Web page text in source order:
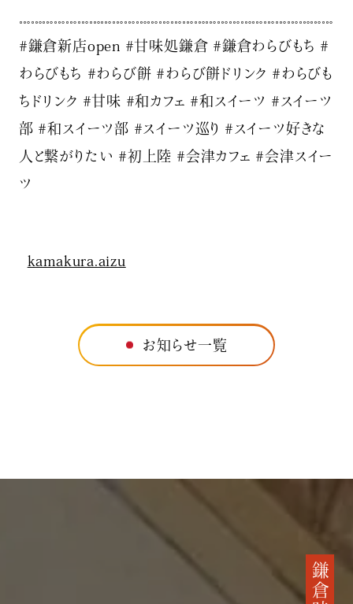
𓏧𓏧𓏧𓏧𓏧𓏧𓏧𓏧𓏧𓏧𓏧𓏧𓏧𓏧𓏧𓏧𓏧𓏧𓏧𓏧𓏧𓏧𓏧𓏧𓏧𓏧𓏧
#鎌倉新店open #甘味処鎌倉 #鎌倉わらびもち #
わらびもち #わらび餅 #わらび餅ドリンク #わらびも
ちドリンク #甘味 #和カフェ #和スイーツ #スイーツ
部 #和スイーツ部 #スイーツ巡り #スイーツ好きな
人と繋がりたい #初上陸 #会津カフェ #会津スイー
ツ
kamakura.aizu
お知らせ一覧